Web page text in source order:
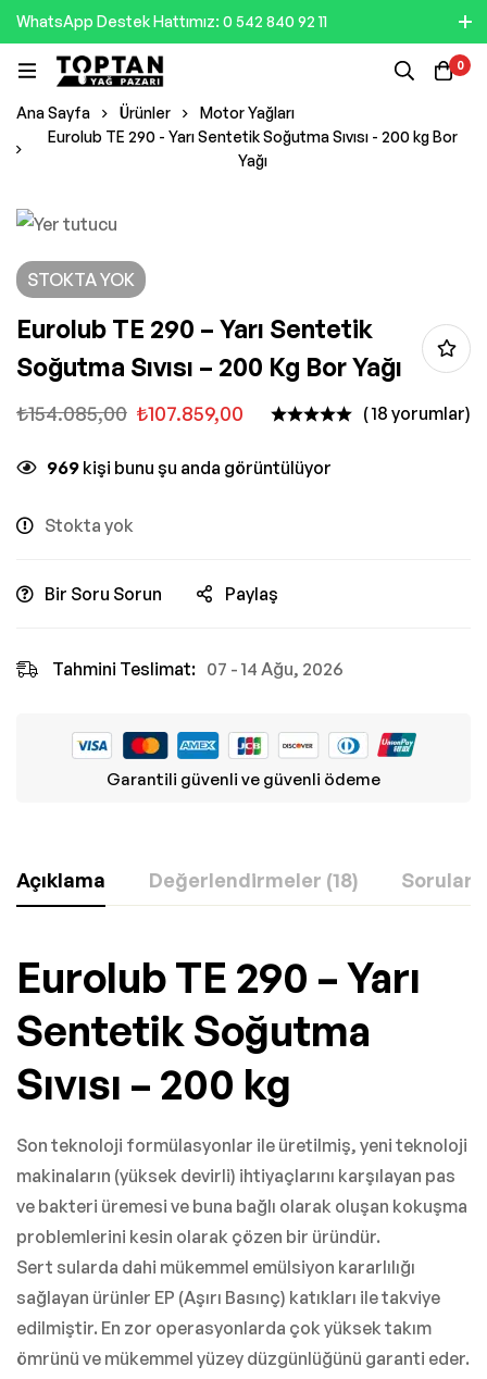
WhatsApp Destek Hattımız: 0 542 840 92 11
0
Ana Sayfa Ürünler
Motor Yağları
Eurolub TE 290 - Yarı Sentetik Soğutma Sıvısı - 200 kg Bor
Yağı
STOKTA YOK
Eurolub TE 290 – Yarı Sentetik
Soğutma Sıvısı – 200 Kg Bor Yağı
₺154.085,00 ₺107.859,00 ( 18 yorumlar)
969 kişi bunu şu anda görüntülüyor
Stokta yok
Bir Soru Sorun Paylaş
Tahmini Teslimat: 07 - 14 Ağu, 2026
Garantili güvenli ve güvenli ödeme
Açıklama Değerlendirmeler (18) Sorular
Eurolub TE 290 – Yarı
Sentetik Soğutma
Sıvısı – 200 kg
Son teknoloji formülasyonlar ile üretilmiş, yeni teknoloji
makinaların (yüksek devirli) ihtiyaçlarını karşılayan pas
ve bakteri üremesi ve buna bağlı olarak oluşan kokuşma
problemlerini kesin olarak çözen bir üründür.
Sert sularda dahi mükemmel emülsiyon kararlılığı
sağlayan ürünler EP (Aşırı Basınç) katıkları ile takviye
edilmiştir. En zor operasyonlarda çok yüksek takım
ömrünü ve mükemmel yüzey düzgünlüğünü garanti eder.